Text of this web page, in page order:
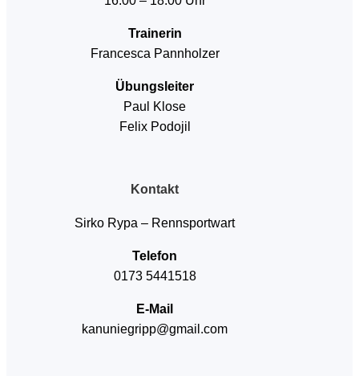
Trainerin
Francesca Pannholzer
Übungsleiter
Paul Klose
Felix Podojil
Kontakt
Sirko Rypa – Rennsportwart
Telefon
0173 5441518
E-Mail
kanuniegripp@gmail.com